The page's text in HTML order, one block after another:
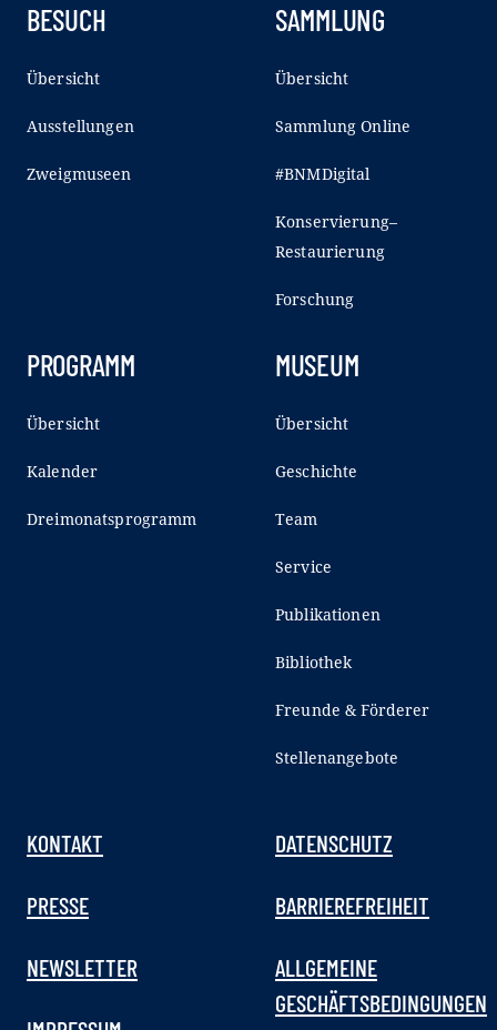
BESUCH
Übersicht
Ausstellungen
Zweigmuseen
SAMMLUNG
Übersicht
Sammlung Online
#BNMDigital
Konservierung–
Restaurierung
Forschung
PROGRAMM
Übersicht
Kalender
Dreimonatsprogramm
MUSEUM
Übersicht
Geschichte
Team
Service
Publikationen
Bibliothek
Freunde & Förderer
Stellenangebote
KONTAKT
PRESSE
NEWSLETTER
DATENSCHUTZ
BARRIEREFREIHEIT
ALLGEMEINE
GESCHÄFTSBEDINGUNGEN